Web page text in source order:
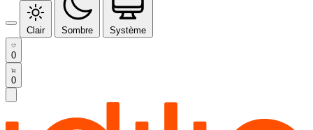
Clair Sombre Système
0
0